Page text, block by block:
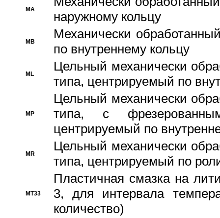
MA
наружному кольцу
MB
Механически
по внутреннему кольцу
ML
Цельный механически
типа, центрируемый по
MP
Цельный механически
типа, с
центрируемый по
MR
Цельный механически
типа, центрируемый по
MT33
Пластичная смазка на
3, для интервала
количество)